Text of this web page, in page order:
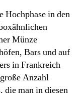
Hochphase in den
Münze
Bars und auf
in Frankreich
Anzahl
die man in diesen